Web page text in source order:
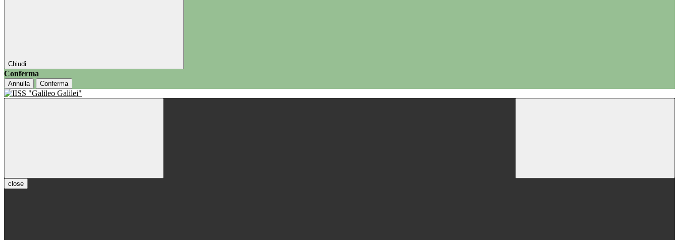
Chiudi
Conferma
Annulla Conferma
close